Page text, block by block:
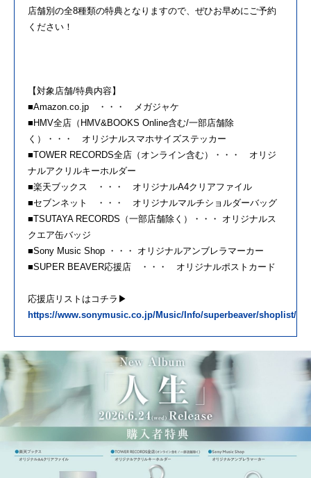
店舗別の全8種類の特典となりますので、ぜひお早めにご予約
ください！
【対象店舗/特典内容】
■Amazon.co.jp ・・・ メガジャケ
■HMV全店（HMV&BOOKS Online含む/一部店舗除
く）・・・ オリジナルスマホサイズステッカー
■TOWER RECORDS全店（オンライン含む）・・・ オリジ
ナルアクリルキーホルダー
■楽天ブックス ・・・ オリジナルA4クリアファイル
■セブンネット ・・・ オリジナルマルチショルダーバッグ
■TSUTAYA RECORDS（一部店舗除く）・・・ オリジナルス
クエア缶バッジ
■Sony Music Shop ・・・ オリジナルアンブレラマーカー
■SUPER BEAVER応援店 ・・・ オリジナルポストカード
応援店リストはコチラ▶
https://www.sonymusic.co.jp/Music/Info/superbeaver/shoplist/